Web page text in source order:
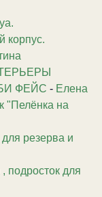
корпус.
ФЕЙС - Елена
"Пелёнка на
резерва и
подросток для